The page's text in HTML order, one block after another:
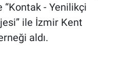
“Kontak - Yenilikçi
ile İzmir Kent
aldı.